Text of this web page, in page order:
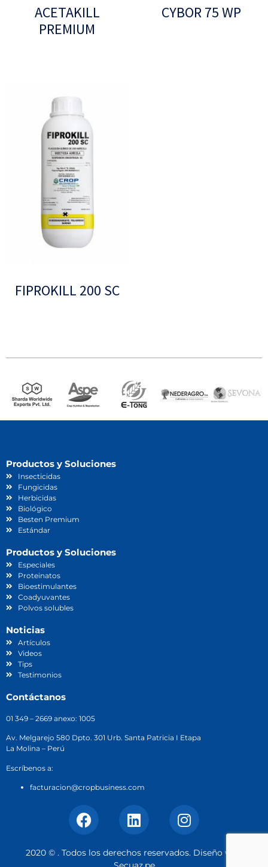
ACETAKILL
PREMIUM
CYBOR 75 WP
FIPROKILL 200 SC
Productos y Soluciones
Insecticidas
Fungicidas
Herbicidas
Biológico
Besten Premium
Estándar
Productos y Soluciones
Especiales
Proteinatos
Bioestimulantes
Coadyuvantes
Polvos solubles
Noticias
Artículos
Videos
Tips
Testimonios
Contáctanos
01 349 – 2669 anexo: 1005
Av. Melgarejo 580 Dpto. 301 Urb. Santa Patricia I Etapa
La Molina – Perú
Escríbenos a:
facturacion@cropbusiness.com
2020 © . Todos los derechos reservados. Diseño web